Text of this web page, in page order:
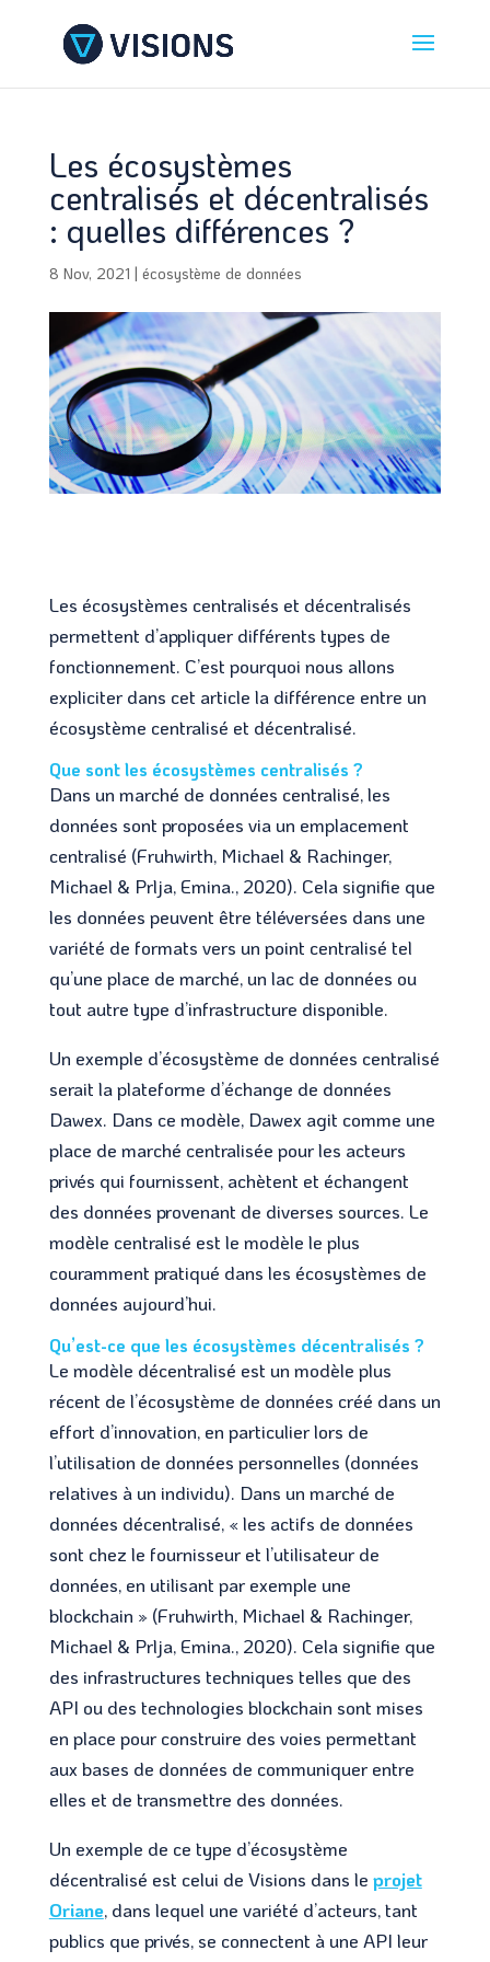
Les écosystèmes
centralisés et décentralisés
: quelles différences ?
8 Nov, 2021 | écosystème de données
Les écosystèmes centralisés et décentralisés
permettent d’appliquer différents types de
fonctionnement. C’est pourquoi nous allons
expliciter dans cet article la différence entre un
écosystème centralisé et décentralisé.
Que sont les écosystèmes centralisés ?
Dans un marché de données centralisé, les
données sont proposées via un emplacement
centralisé (Fruhwirth, Michael & Rachinger,
Michael & Prlja, Emina., 2020). Cela signifie que
les données peuvent être téléversées dans une
variété de formats vers un point centralisé tel
qu’une place de marché, un lac de données ou
tout autre type d’infrastructure disponible.
Un exemple d’écosystème de données centralisé
serait la plateforme d’échange de données
Dawex. Dans ce modèle, Dawex agit comme une
place de marché centralisée pour les acteurs
privés qui fournissent, achètent et échangent
des données provenant de diverses sources. Le
modèle centralisé est le modèle le plus
couramment pratiqué dans les écosystèmes de
données aujourd’hui.
Qu’est-ce que les écosystèmes décentralisés ?
Le modèle décentralisé est un modèle plus
récent de l’écosystème de données créé dans un
effort d’innovation, en particulier lors de
l’utilisation de données personnelles (données
relatives à un individu). Dans un marché de
données décentralisé, « les actifs de données
sont chez le fournisseur et l’utilisateur de
données, en utilisant par exemple une
blockchain » (Fruhwirth, Michael & Rachinger,
Michael & Prlja, Emina., 2020). Cela signifie que
des infrastructures techniques telles que des
API ou des technologies blockchain sont mises
en place pour construire des voies permettant
aux bases de données de communiquer entre
elles et de transmettre des données.
Un exemple de ce type d’écosystème
décentralisé est celui de Visions dans le projet
Oriane, dans lequel une variété d’acteurs, tant
publics que privés, se connectent à une API leur